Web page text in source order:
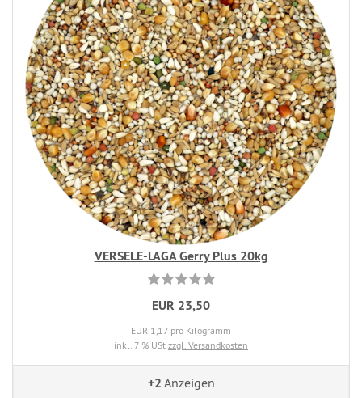
VERSELE-LAGA Gerry Plus 20kg
EUR 23,50
EUR 1,17 pro Kilogramm
inkl. 7 % USt zzgl. Versandkosten
+2 Anzeigen